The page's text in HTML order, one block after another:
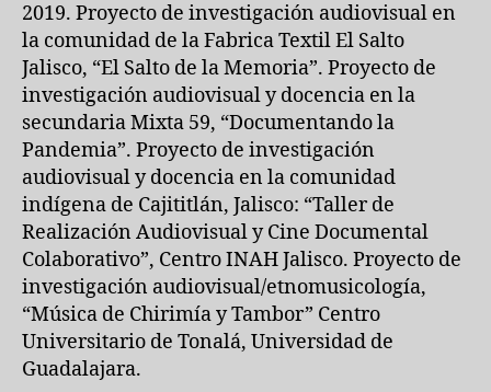
2019. Proyecto de investigación audiovisual en
la comunidad de la Fabrica Textil El Salto
Jalisco, “El Salto de la Memoria”. Proyecto de
investigación audiovisual y docencia en la
secundaria Mixta 59, “Documentando la
Pandemia”. Proyecto de investigación
audiovisual y docencia en la comunidad
indígena de Cajititlán, Jalisco: “Taller de
Realización Audiovisual y Cine Documental
Colaborativo”, Centro INAH Jalisco. Proyecto de
investigación audiovisual/etnomusicología,
“Música de Chirimía y Tambor” Centro
Universitario de Tonalá, Universidad de
Guadalajara.